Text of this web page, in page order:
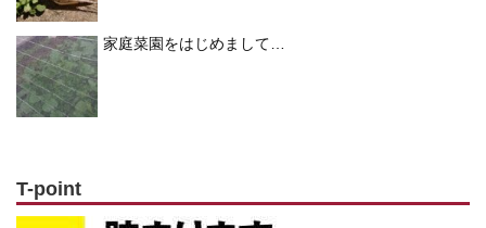
家庭菜園をはじめまして…
T-point